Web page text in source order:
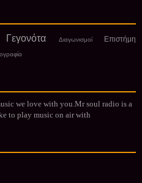
Γεγονότα Διαγωνισμοί Επιστήμη
we love with you.Mr soul radio is a
to play music on air with